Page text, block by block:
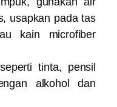
usapkan pada tas
kain microfiber
tinta, pensil
alkohol dan